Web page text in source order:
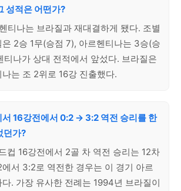
성적은 어떤가?
티나는 브라질과 재대결하게 됐다. 조별
2승 1무(승점 7), 아르헨티나는 3승(승
티나가 상대 전적에서 앞섰다. 브라질은
는 조 2위로 16강 진출했다.
서 16강전에서 0:2 → 3:2 역전 승리를 한
던가?
컵 16강전에서 2골 차 역전 승리는 12차
서 3:2로 역전한 경우는 이 경기 아르
. 가장 유사한 전례는 1994년 브라질이